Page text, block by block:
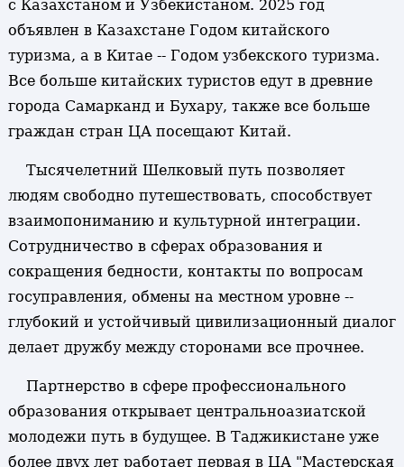
с Казахстаном и Узбекистаном. 2025 год
объявлен в Казахстане Годом китайского
туризма, а в Китае -- Годом узбекского туризма.
Все больше китайских туристов едут в древние
города Самарканд и Бухару, также все больше
граждан стран ЦА посещают Китай.
Тысячелетний Шелковый путь позволяет
людям свободно путешествовать, способствует
взаимопониманию и культурной интеграции.
Сотрудничество в сферах образования и
сокращения бедности, контакты по вопросам
госуправления, обмены на местном уровне --
глубокий и устойчивый цивилизационный диалог
делает дружбу между сторонами все прочнее.
Партнерство в сфере профессионального
образования открывает центральноазиатской
молодежи путь в будущее. В Таджикистане уже
более двух лет работает первая в ЦА "Мастерская